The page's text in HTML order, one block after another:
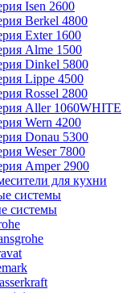
Isen 2600
Berkel 4800
Exter 1600
Alme 1500
Dinkel 5800
Lippe 4500
Rossel 2800
Aller 1060WHITE
Wern 4200
Donau 5300
Weser 7800
Amper 2900
для кухни
системы
системы